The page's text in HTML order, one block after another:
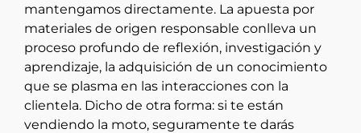
mantengamos directamente. La apuesta por
materiales de origen responsable conlleva un
proceso profundo de reflexión, investigación y
aprendizaje, la adquisición de un conocimiento
que se plasma en las interacciones con la
clientela. Dicho de otra forma: si te están
vendiendo la moto, seguramente te darás